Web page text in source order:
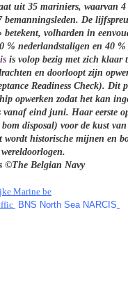
uit 35 mariniers, waarvan
bemanningsleden. De
betekent, volharden in
% nederlandstaligen en 40
is volop bezig met zich klaar
en doorloopt zijn
Readiness Check). Dit
opwerken zodat het kan
vanaf eind juni. Haar eerste
disposal) voor de kust
wordt historische mijnen en
©The Belgian Navy
Marine be
BNS North Sea NARCIS